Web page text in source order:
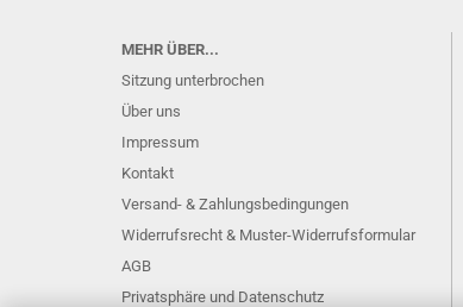
MEHR ÜBER...
Sitzung unterbrochen
Über uns
Impressum
Kontakt
Versand- & Zahlungsbedingungen
Widerrufsrecht & Muster-Widerrufsformular
AGB
Privatsphäre und Datenschutz